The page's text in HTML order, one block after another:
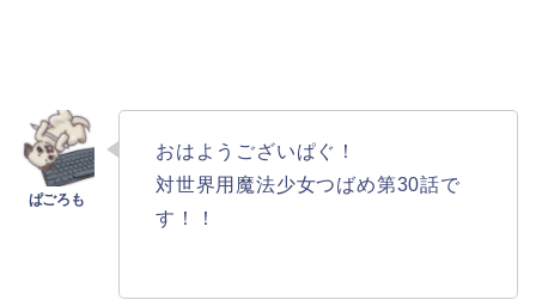
おはようございぱぐ！
対世界用魔法少女つばめ第30話で
す！！